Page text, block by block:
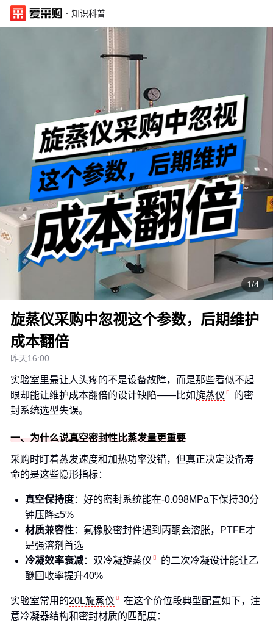
· 知识科普
1/4
旋蒸仪采购中忽视这个参数，后期维护
成本翻倍
昨天16:00
实验室里最让人头疼的不是设备故障，而是那些看似不起
眼却能让维护成本翻倍的设计缺陷——比如旋蒸仪
的密
封系统选型失误。
一、为什么说真空密封性比蒸发量更重要
采购时盯着蒸发速度和加热功率没错，但真正决定设备寿
命的是这些隐形指标：
真空保持度：好的密封系统能在-0.098MPa下保持30分
钟压降≤5%
材质兼容性：氟橡胶密封件遇到丙酮会溶胀，PTFE才
是强溶剂首选
冷凝效率衰减： 双冷凝旋蒸仪
的二次冷凝设计能让乙
醚回收率提升40%
实验室常用的20L旋蒸仪
在这个价位段典型配置如下，注
意冷凝器结构和密封材质的匹配度：